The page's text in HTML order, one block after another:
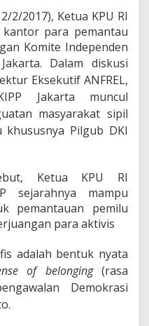
2/2017), Ketua KPU RI
para pemantau
Komite Independen
Dalam diskusi
Eksekutif ANFREL,
Jakarta muncul
masyarakat sipil
khususnya Pilgub DKI
Ketua KPU RI
sejarahnya mampu
pemantauan pemilu
para aktivis
adalah bentuk nyata
of belonging(rasa
Demokrasi